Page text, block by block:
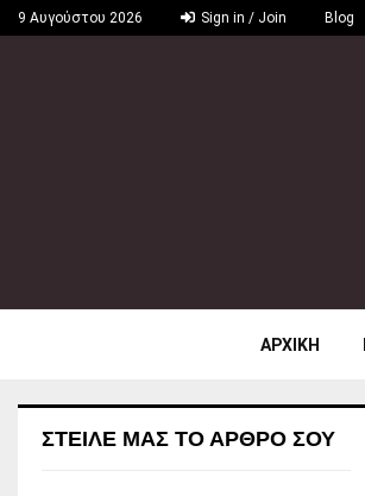
9 Αυγούστου 2026 Sign in / Join Blog
ΑΡΧΙΚΗ
ΣΤΕΊΛΕ ΜΑΣ ΤΟ ΆΡΘΡΟ ΣΟΥ